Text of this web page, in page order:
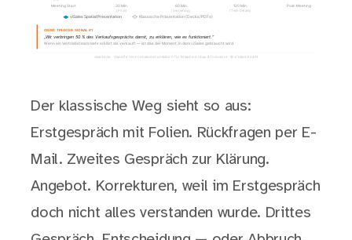
Der klassische Weg sieht so aus:
Erstgespräch mit Folien. Rückfragen per E-
Mail. Zweites Gespräch zur Klärung.
Angebot. Korrekturen, weil im Erstgespräch
doch nicht alles verstanden wurde. Drittes